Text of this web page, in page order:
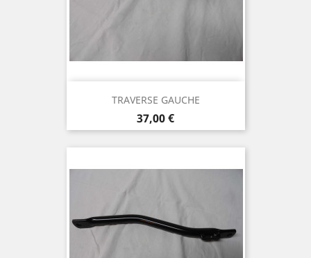
TRAVERSE GAUCHE
Prix
37,00 €